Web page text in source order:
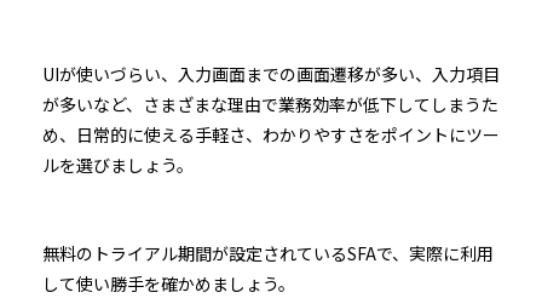
UIが使いづらい、入力画面までの画面遷移が多い、入力項目
が多いなど、さまざまな理由で業務効率が低下してしまうた
め、日常的に使える手軽さ、わかりやすさをポイントにツー
ルを選びましょう。
無料のトライアル期間が設定されているSFAで、実際に利用
して使い勝手を確かめましょう。